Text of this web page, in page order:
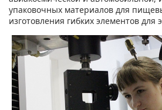
упаковочных материалов для
изготовления гибких элементов для